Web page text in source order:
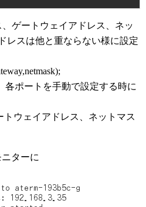
ゲートウェイアドレス、ネッ
レスは他と重ならない様に設定
各ポートを手動で設定する時に
トウェイアドレス、ネットマス
ターに